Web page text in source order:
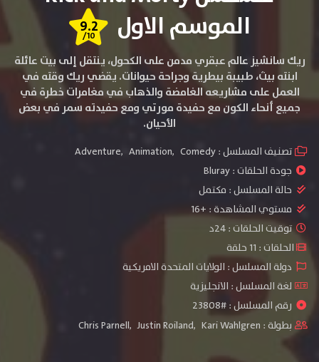
الموسم الاول
9.2
/10
ريك سانشيز عالم عبقري مدمن على الكحول، ينتقل إلى بيت عائلة
ابنته بيث، طبيبة بيطرية وجراحة حيوانات. يقضي ريك وقته في
العمل على مشاريعه الغامضة والذهاب في مغامرات خطرة في
جميع أنحاء الكون مع حفيدة مورتي ومع حفيدته سمر في بعض
الأحيان.
تصنيف المسلسل : Adventure, Animation, Comedy
جودة الحلقات :Bluray
حالة المسلسل : مكتمل
مستوي المشاهدة : +16
توقيت الحلقات : 24د
الحلقات : 11 حلقة
دولة المسلسل : الولايات المتحدة الامريكية
لغة المسلسل : الانجليزية
رقم المسلسل : #23808
بطولة :
Chris Parnell, Justin Roiland, Kari Wahlgren